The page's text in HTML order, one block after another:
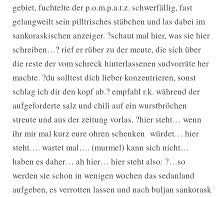
gebiet, fuchtelte der p.o.m.p.a.t.z. schwerfällig, fast
gelangweilt sein pilltrisches stäbchen und las dabei im
sankoraskischen anzeiger. ?schaut mal hier, was sie hier
schreiben…? rief er rüber zu der meute, die sich über
die reste der vom schreck hinterlassenen sudvorräte her
machte. ?du solltest dich lieber konzentrieren, sonst
schlag ich dir den kopf ab.? empfahl r.k. während der
aufgeforderte salz und chili auf ein wurstbröchen
streute und aus der zeitung vorlas. ?hier steht… wenn
ihr mir mal kurz eure ohren schenken würdet… hier
steht…. wartet mal…. (murmel) kann sich nicht…
haben es daher… ah hier… hier steht also: ?…so
werden sie schon in wenigen wochen das sedanland
aufgeben, es verrotten lassen und nach buljan sankorask